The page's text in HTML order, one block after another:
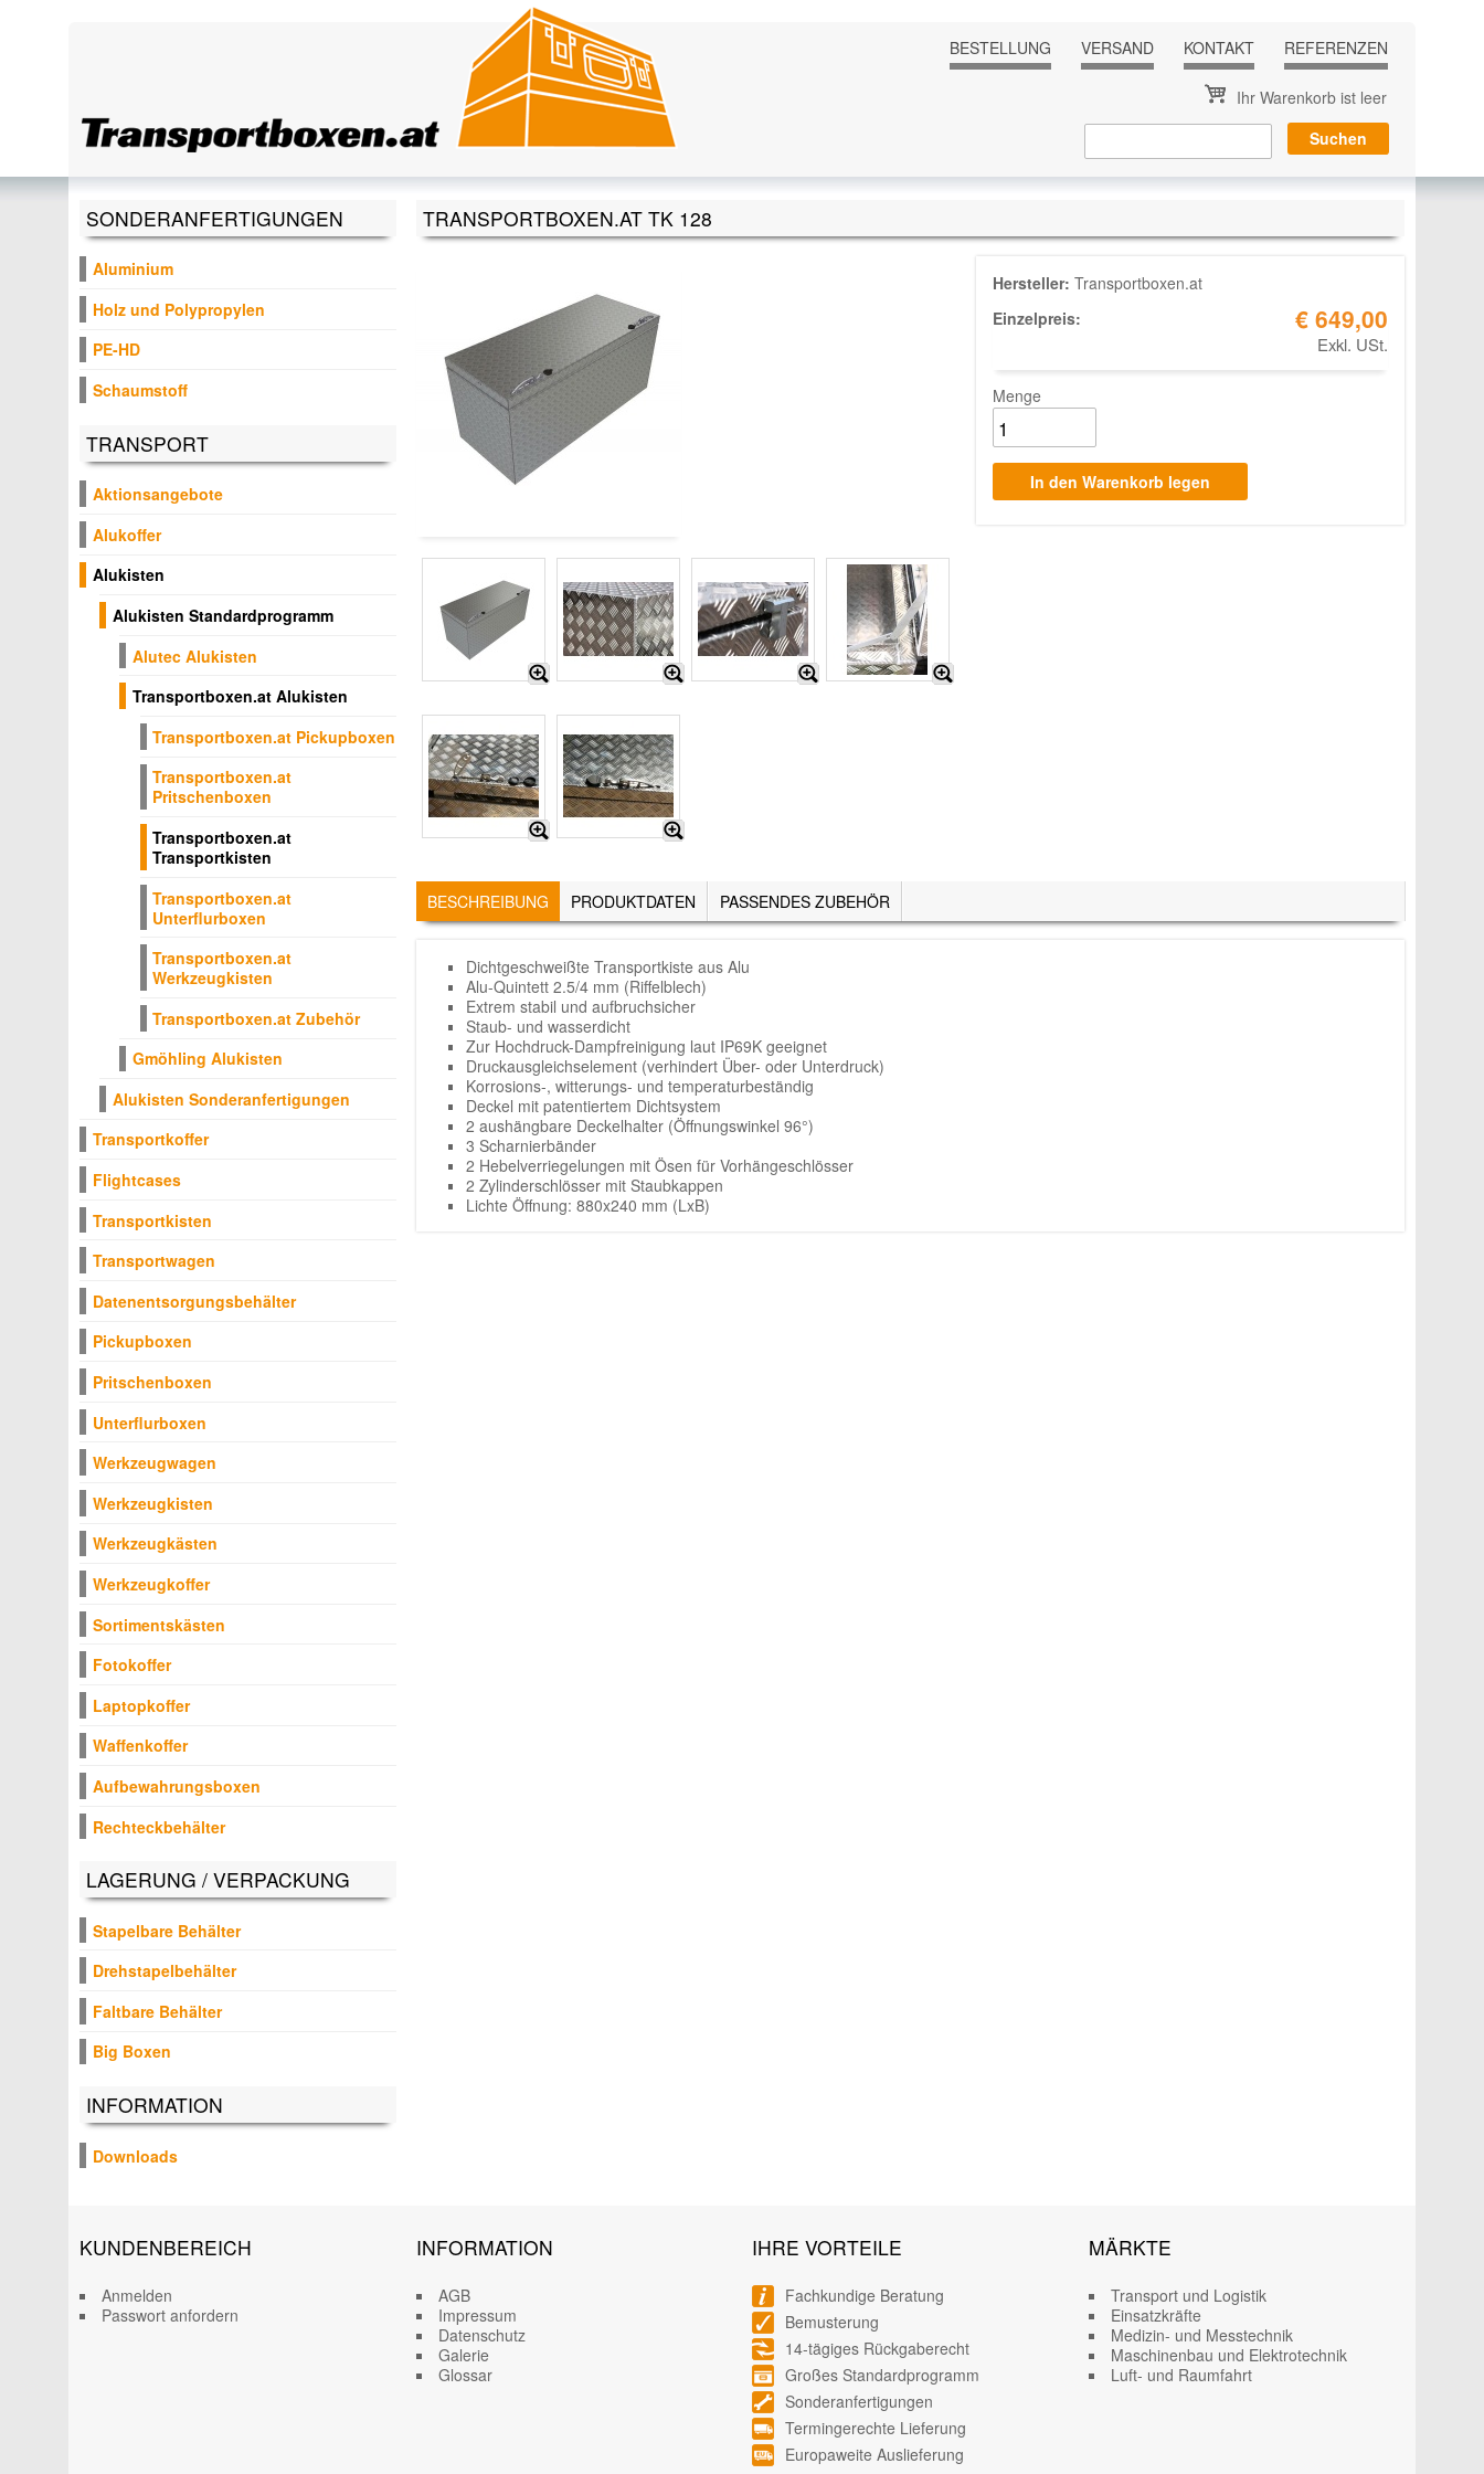
BESTELLUNG
VERSAND KONTAKT REFERENZEN
Ihr Warenkorb ist leer
TRANSPORTBOXEN.AT TK 128
Hersteller: Transportboxen.at
Einzelpreis:
€ 649,00
Exkl. USt.
Menge
TABS
BESCHREIBUNG (AKTIVER
REITER)
PRODUKTDATEN PASSENDES ZUBEHÖR
Dichtgeschweißte Transportkiste aus Alu
Alu-Quintett 2.5/4 mm (Riffelblech)
Extrem stabil und aufbruchsicher
Staub- und wasserdicht
Zur Hochdruck-Dampfreinigung laut IP69K geeignet
Druckausgleichselement (verhindert Über- oder Unterdruck)
Korrosions-, witterungs- und temperaturbeständig
Deckel mit patentiertem Dichtsystem
2 aushängbare Deckelhalter (Öffnungswinkel 96°)
3 Scharnierbänder
2 Hebelverriegelungen mit Ösen für Vorhängeschlösser
2 Zylinderschlösser mit Staubkappen
Lichte Öffnung: 880x240 mm (LxB)
SONDERANFERTIGUNGEN
Aluminium
Holz und Polypropylen
PE-HD
Schaumstoff
TRANSPORT
Aktionsangebote
Alukoffer
Alukisten
Alukisten Standardprogramm
Alutec Alukisten
Transportboxen.at Alukisten
Transportboxen.at Pickupboxen
Transportboxen.at
Pritschenboxen
Transportboxen.at
Transportkisten
Transportboxen.at
Unterflurboxen
Transportboxen.at
Werkzeugkisten
Transportboxen.at Zubehör
Gmöhling Alukisten
Alukisten Sonderanfertigungen
Transportkoffer
Flightcases
Transportkisten
Transportwagen
Datenentsorgungsbehälter
Pickupboxen
Pritschenboxen
Unterflurboxen
Werkzeugwagen
Werkzeugkisten
Werkzeugkästen
Werkzeugkoffer
Sortimentskästen
Fotokoffer
Laptopkoffer
Waffenkoffer
Aufbewahrungsboxen
Rechteckbehälter
LAGERUNG / VERPACKUNG
Stapelbare Behälter
Drehstapelbehälter
Faltbare Behälter
Big Boxen
INFORMATION
Downloads
KUNDENBEREICH
Anmelden
Passwort anfordern
INFORMATION
AGB
Impressum
Datenschutz
Galerie
Glossar
IHRE VORTEILE
Fachkundige Beratung
Bemusterung
14-tägiges Rückgaberecht
Großes Standardprogramm
Sonderanfertigungen
Termingerechte Lieferung
Europaweite Auslieferung
MÄRKTE
Transport und Logistik
Einsatzkräfte
Medizin- und Messtechnik
Maschinenbau und Elektrotechnik
Luft- und Raumfahrt